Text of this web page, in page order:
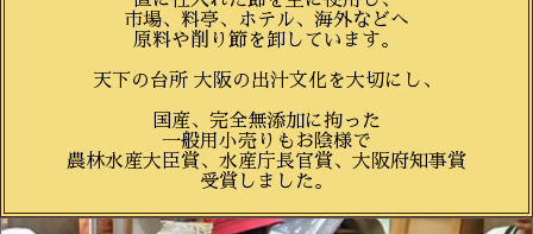
市場、料亭、ホテル、海外などへ
原料や削り節を卸しています。
天下の台所 大阪の出汁文化を大切にし、
国産、完全無添加に拘った
一般用小売りもお陰様で
農林水産大臣賞、水産庁長官賞、大阪府知事賞
受賞しました。